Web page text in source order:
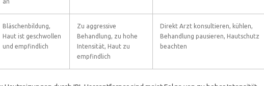
Bläschenbildung,
Haut ist geschwollen
und empfindlich
Zu aggressive
Behandlung, zu hohe
Intensität, Haut zu
empfindlich
Direkt Arzt konsultieren, kühlen,
Behandlung pausieren, Hautschutz
beachten